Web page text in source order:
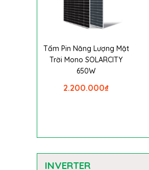
Tấm Pin Năng Lượng Mặt
Trời Mono SOLARCITY
650W
₫
2.200.000
INVERTER